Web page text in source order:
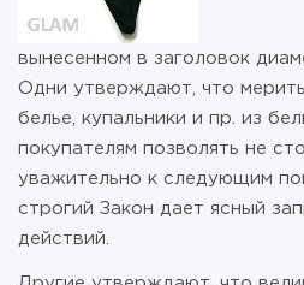
вынесенном в заголовок
Одни утверждают, что
белье, купальники и пр. из
покупателям позволять не
уважительно к следующим
строгий Закон дает ясный
действий.